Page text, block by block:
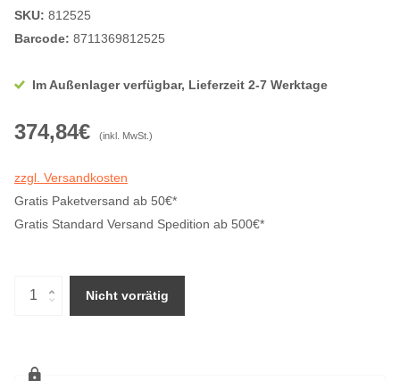
SKU: 812525
Barcode: 8711369812525
Im Außenlager verfügbar, Lieferzeit 2-7 Werktage
374,84€ (inkl. MwSt.)
zzgl. Versandkosten
Gratis Paketversand ab 50€*
Gratis Standard Versand Spedition ab 500€*
Nicht vorrätig